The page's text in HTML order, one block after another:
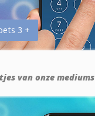
3 +
van onze mediums